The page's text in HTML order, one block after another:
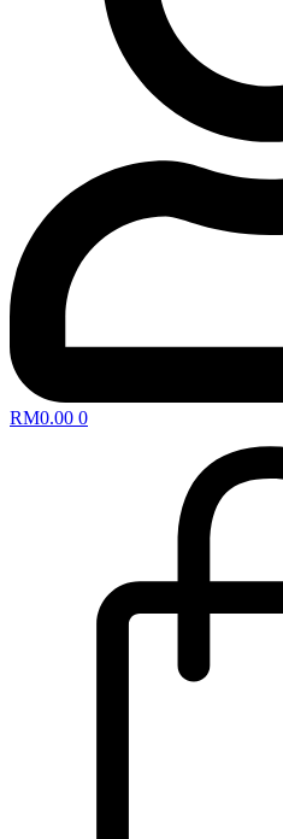
RM0.00 0